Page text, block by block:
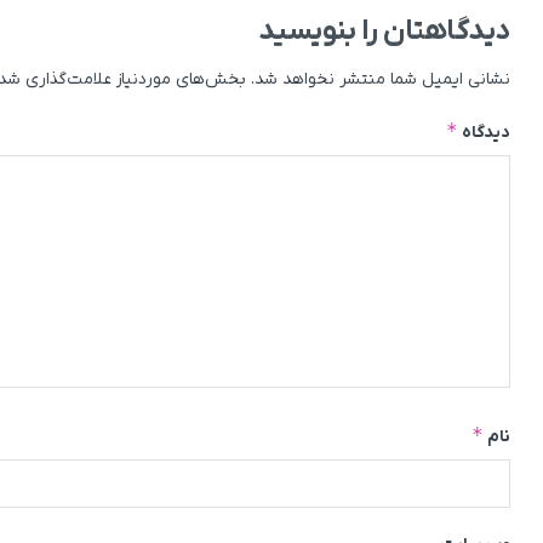
دیدگاهتان را بنویسید
نشانی ایمیل شما منتشر نخواهد شد. بخش‌های موردنیاز علامت‌گذاری
دیدگاه *
نام *